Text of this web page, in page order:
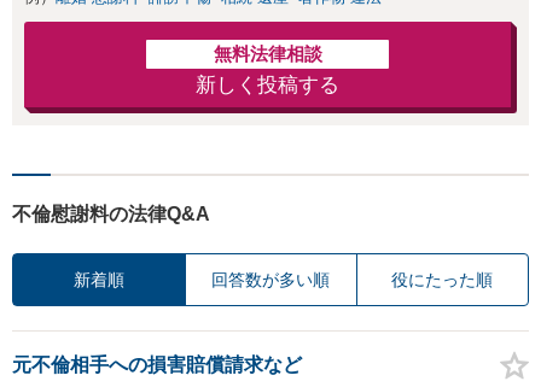
無料法律相談
新しく投稿する
不倫慰謝料の法律Q&A
新着順 回答数が多い順 役にたった順
元不倫相手への損害賠償請求など